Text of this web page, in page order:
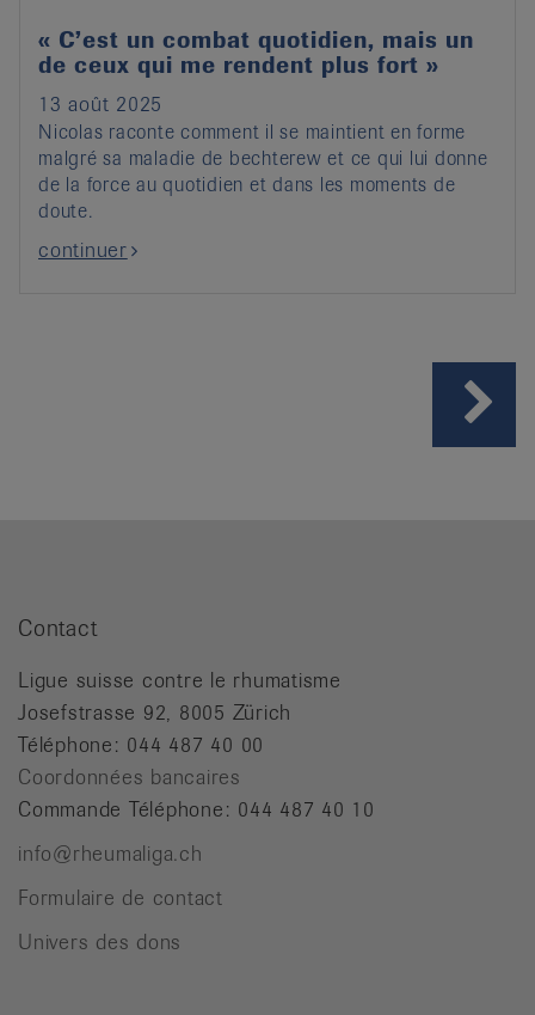
« C’est un combat quotidien, mais un
de ceux qui me rendent plus fort »
13 août 2025
Nicolas raconte comment il se maintient en forme
malgré sa maladie de bechterew et ce qui lui donne
de la force au quotidien et dans les moments de
doute.
continuer
Contact
Ligue suisse contre le rhumatisme
Josefstrasse 92, 8005 Zürich
Téléphone: 044 487 40 00
Coordonnées bancaires
Commande Téléphone: 044 487 40 10
info@rheumaliga.ch
Formulaire de contact
Univers des dons